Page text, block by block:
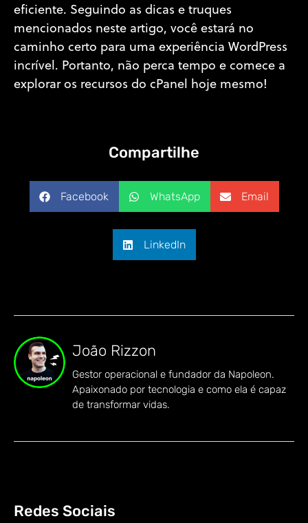
eficiente. Seguindo as dicas e truques
mencionados neste artigo, você estará no
caminho certo para uma experiência WordPress
incrível. Portanto, não perca tempo e comece a
explorar os recursos do cPanel hoje mesmo!
Compartilhe
Facebook WhatsApp Email
LinkedIn
João Rizzon
Gestor operacional e fundador da Napoleon.
Apaixonado por tecnologia e como ela é capaz
de transformar vidas.
Redes Sociais